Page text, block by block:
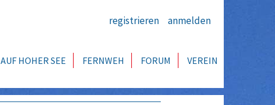
registrieren anmelden
AUF HOHER SEE FERNWEH FORUM VEREIN